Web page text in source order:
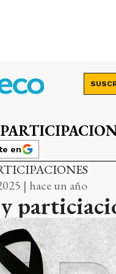
en
| hace un año